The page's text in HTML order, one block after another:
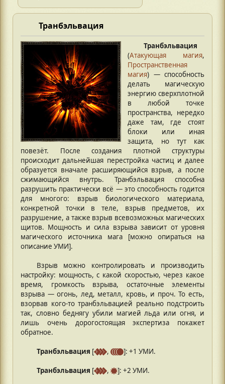
Транбэльвация
Транбэльвация
(Атакующая магия,
Пространственная
магия) — способность
делать магическую
энергию сверхплотной
в любой точке
пространства, нередко
даже там, где стоят
блоки или иная
защита, но тут как
повезёт. После создания плотной структуры
происходит дальнейшая перестройка частиц и далее
образуется вначале расширяющийся взрыв, а после
сжимающийся внутрь. Транбэльвация способна
разрушить практически всё — это способность годится
для многого: взрыв биологического материала,
конкретной точки в теле, взрыв предметов, их
разрушение, а также взрыв всевозможных магических
щитов. Мощность и сила взрыва зависит от уровня
магического источника мага [можно опираться на
описание УМИ].
Взрыв можно контролировать и производить
настройку: мощность, с какой скоростью, через какое
время, громкость взрыва, остаточные элементы
взрыва — огонь, лед, металл, кровь, и проч. То есть,
взорвав кого-то транбэльвацией реально подстроить
так, словно беднягу убили магией льда или огня, и
лишь очень дорогостоящая экспертиза покажет
обратное.
Транбэльвация [ , ]: +1 УМИ.
Транбэльвация [ , ]: +2 УМИ.